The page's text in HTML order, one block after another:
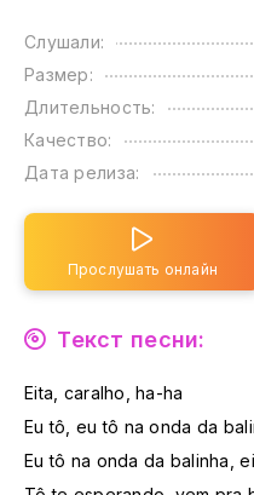
Слушали:
Размер:
Длительность:
Качество:
Дата релиза:
Прослушать онлайн
Текст песни:
Eita, caralho, ha-ha
Eu tô, eu tô na onda da
Eu tô na onda da balinha,